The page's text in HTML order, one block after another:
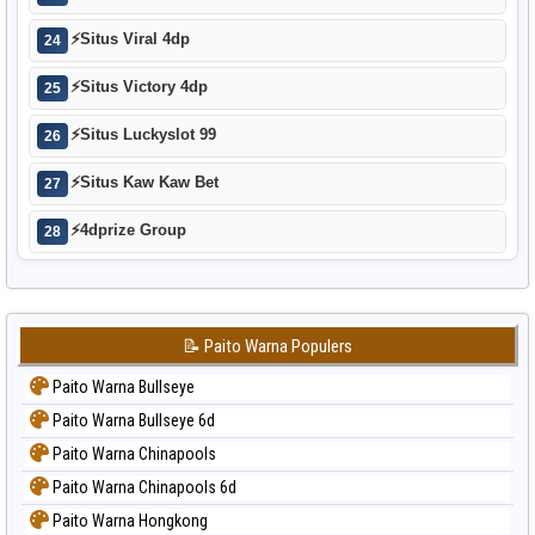
24 ⚡Situs Viral 4dp
25 ⚡Situs Victory 4dp
26 ⚡Situs Luckyslot 99
27 ⚡Situs Kaw Kaw Bet
28 ⚡4dprize Group
📝 Paito Warna Populers
Paito Warna Bullseye
Paito Warna Bullseye 6d
Paito Warna Chinapools
Paito Warna Chinapools 6d
Paito Warna Hongkong